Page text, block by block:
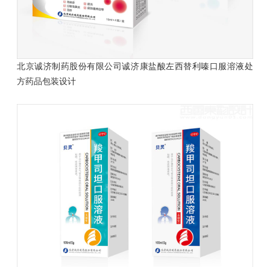
北京诚济制药股份有限公司诚济康盐酸左西替利嗪口服溶液处
方药品包装设计